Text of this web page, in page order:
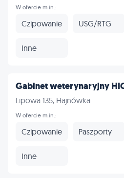
W ofercie m.in.:
Czipowanie USG/RTG
Inne
Gabinet weterynaryjny
Lipowa 135, Hajnówka
W ofercie m.in.:
Czipowanie Paszporty
Inne